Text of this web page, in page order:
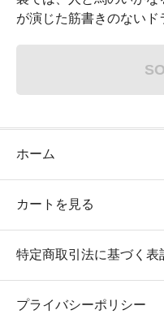
が演じた筋書きのないド
ホーム
カートを見る
特定商取引法に基づく表
プライバシーポリシー